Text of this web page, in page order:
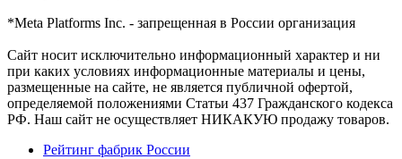
*Meta Platforms Inc. - запрещенная в России организация
Cайт носит исключительно информационный характер и ни
при каких условиях информационные материалы и цены,
размещенные на сайте, не является публичной офертой,
определяемой положениями Статьи 437 Гражданского кодекса
РФ. Наш сайт не осуществляет НИКАКУЮ продажу товаров.
Рейтинг фабрик России